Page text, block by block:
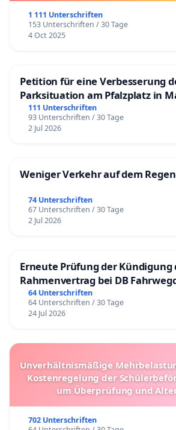
1 111 Unterschriften
153 Unterschriften / 30 Tage
4 Oct 2025
Petition für eine Verbesserung
Parksituation am Pfalzplatz in
111 Unterschriften
93 Unterschriften / 30 Tage
2 Jul 2026
Weniger Verkehr auf dem
74 Unterschriften
67 Unterschriften / 30 Tage
2 Jul 2026
Erneute Prüfung der Kündigung
Rahmenvertrag bei DB
64 Unterschriften
64 Unterschriften / 30 Tage
24 Jul 2026
Unverhältnismäßige
Kostenregelung der
um Überprüfung und
702 Unterschriften